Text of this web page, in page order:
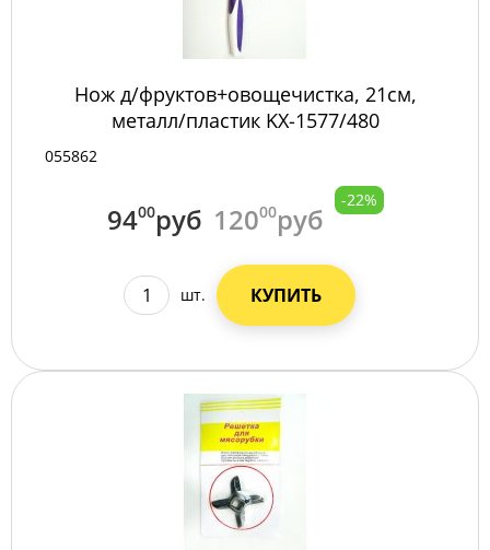
Нож д/фруктов+овощечистка, 21см,
металл/пластик KX-1577/480
055862
9400руб 12000руб
-22%
шт. КУПИТЬ